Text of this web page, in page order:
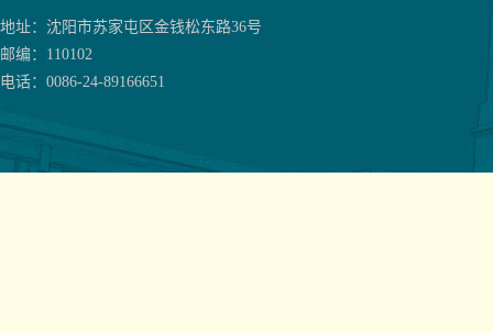
地址：沈阳市苏家屯区金钱松东路36号
邮编：110102
电话：0086-24-89166651